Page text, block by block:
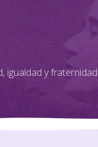
igualdad y fraternidad